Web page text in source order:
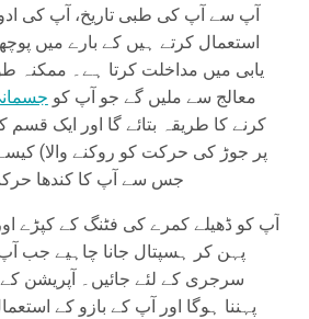
آپ سے آپ کی طبی تاریخ، آپ کی
استعمال کرتے ہیں کے بارے میں
یابی میں مداخلت کرتا ہے۔ ممکنہ
معالج سے ملیں گے جو آپ کو
کرنے کا طریقہ بتائے گا اور ایک
پر جوڑ کی حرکت کو روکنے والا)
جس سے آپ کا کندھا
آپ کو ڈھیلے کمرے کی فٹنگ کے کپڑے
پہن کر ہسپتال جانا چاہیے جب
سرجری کے لئے جائیں۔ آپریشن
پہننا ہوگا اور آپ کے بازو کے